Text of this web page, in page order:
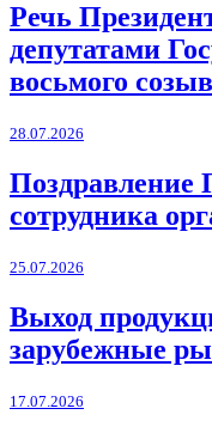
Речь
депутатами
восьмого
28.07.2026
Поздравление
сотрудника
25.07.2026
Выход
зарубежные
17.07.2026